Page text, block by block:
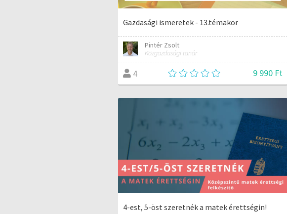
Gazdasági ismeretek - 13.témakör
Pintér Zsolt
Közgazdasági tanár
4 9 990 Ft
4-est, 5-öst szeretnék a matek érettségin!